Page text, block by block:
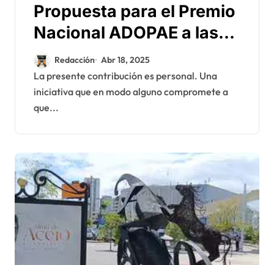
Propuesta para el Premio
Nacional ADOPAE a las
Artes y la Creatividad
Redacción Abr 18, 2025
La presente contribución es personal. Una
iniciativa que en modo alguno compromete a
que...